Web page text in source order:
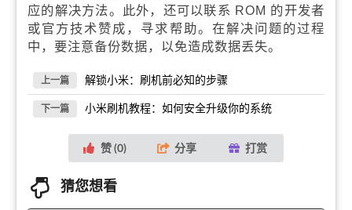
应的解决方法。此外，还可以联系 ROM 的开发者
或官方技术赞成，寻求帮助。在解决问题的过程
中，要注意备份数据，以免造成数据丢失。
上一篇 解锁小米：刷机前必知的步骤
下一篇 小米刷机教程：如何安全升级你的系统
赞 (0) 分享 打赏
猜您想看